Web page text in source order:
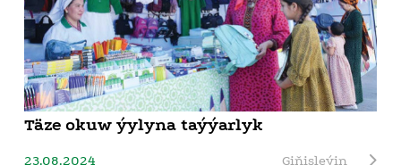
Täze okuw ýylyna taýýarlyk
23.08.2024 Giňişleýin